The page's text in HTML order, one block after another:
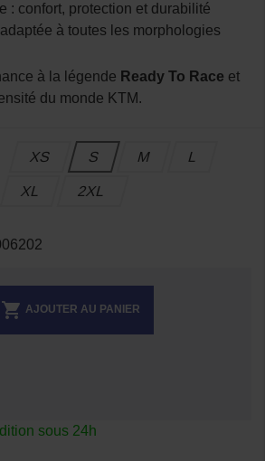
: confort, protection et durabilité
à toutes les morphologies
à la légende Ready To Race et
du monde KTM.
XS S M L
XL 2XL
 AJOUTER AU PANIER
sous 24h